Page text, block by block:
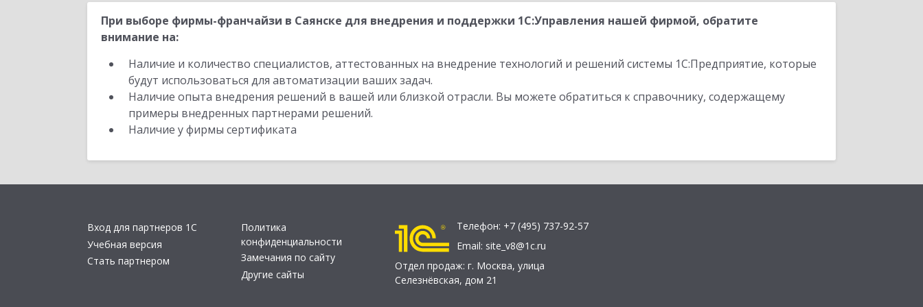
При выборе фирмы-франчайзи в Саянске для внедрения и поддержки 1С:Управления нашей фирмой, обратите
внимание на:
Наличие и количество специалистов, аттестованных на внедрение технологий и решений системы 1С:Предприятие, которые
будут использоваться для автоматизации ваших задач.
Наличие опыта внедрения решений в вашей или близкой отрасли. Вы можете обратиться к справочнику, содержащему
примеры внедренных партнерами решений.
Наличие у фирмы сертификата
Вход для партнеров 1С
Учебная версия
Стать партнером
Политика
конфиденциальности
Замечания по сайту
Другие сайты
Телефон: +7 (495) 737-92-57
Email: site_v8@1c.ru
Отдел продаж: г. Москва, улица
Селезнёвская, дом 21